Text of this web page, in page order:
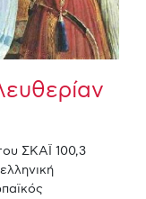
ΣΚΑΪ 100,3